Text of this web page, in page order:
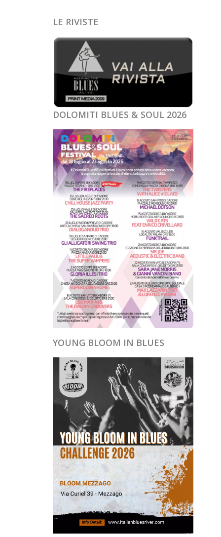
LE RIVISTE
DOLOMITI BLUES & SOUL 2026
YOUNG BLOOM IN BLUES